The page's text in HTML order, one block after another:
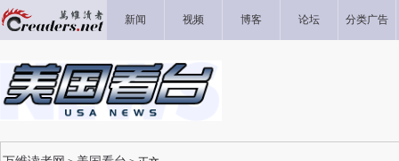
新闻 视频 博客 论坛 分类广告